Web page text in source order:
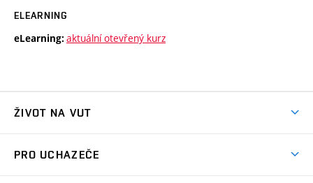
ELEARNING
eLearning: aktuální otevřený kurz
ŽIVOT NA VUT
PRO UCHAZEČE